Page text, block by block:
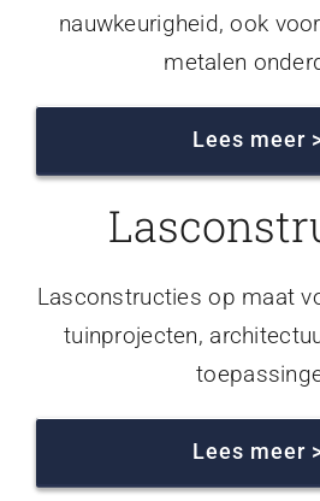
nauwkeurigheid, ook
metalen
Lees meer
Lasconstructies op maat
tuinprojecten,
Lees meer